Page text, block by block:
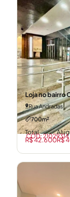
Loja no bairro
Rua Andradas
700m²
Total
R$ 42.600R$
CÓD: 21029314